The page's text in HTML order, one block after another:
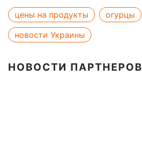
цены на продукты
огурцы
новости Украины
НОВОСТИ ПАРТНЕРОВ